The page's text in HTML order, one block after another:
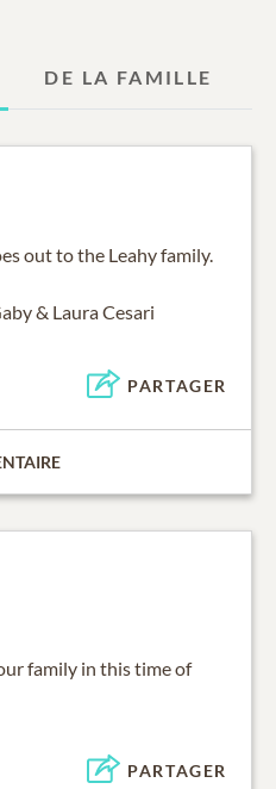
DE LA FAMILLE
out to the Leahy family.
& Laura Cesari
PARTAGER
family in this time of
PARTAGER